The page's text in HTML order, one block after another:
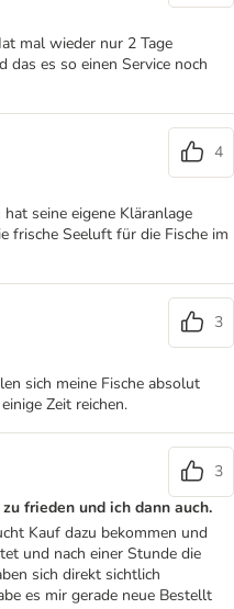
mal wieder nur 2 Tage
das es so einen Service noch
4
seine eigene Kläranlage
frische Seeluft für die Fische im
3
sich meine Fische absolut
Zeit reichen.
3
frieden und ich dann auch.
Kauf dazu bekommen und
und nach einer Stunde die
sich direkt sichtlich
es mir gerade neue Bestellt